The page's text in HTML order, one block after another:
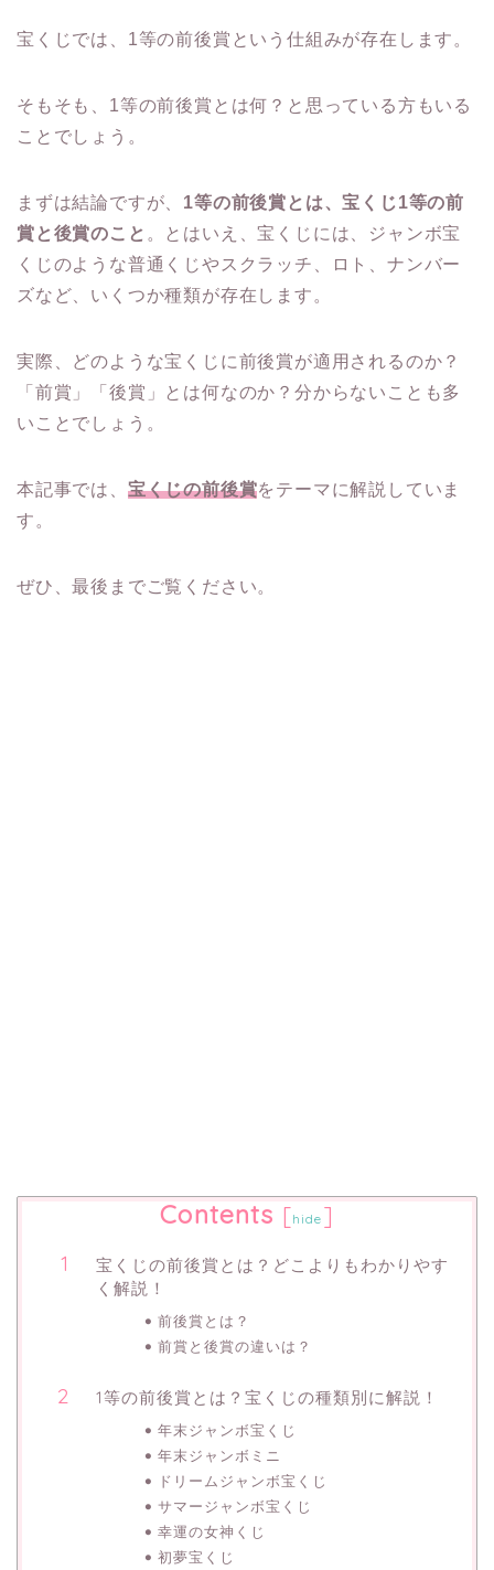
宝くじでは、1等の前後賞という仕組みが存在します。
そもそも、1等の前後賞とは何？と思っている方もいる
ことでしょう。
まずは結論ですが、 1等の前後賞とは、宝くじ1等の前
賞と後賞のこと 。とはいえ、宝くじには、ジャンボ宝
くじのような普通くじやスクラッチ、ロト、ナンバー
ズなど、いくつか種類が存在します。
実際、どのような宝くじに前後賞が適用されるのか？
「前賞」「後賞」とは何なのか？分からないことも多
いことでしょう。
本記事では、 宝くじの前後賞をテーマに解説していま
す。
ぜひ、最後までご覧ください。
Contents [hide ]
宝くじの前後賞とは？どこよりもわかりやす
く解説！
前後賞とは？
前賞と後賞の違いは？
1等の前後賞とは？宝くじの種類別に解説！
年末ジャンボ宝くじ
年末ジャンボミニ
ドリームジャンボ宝くじ
サマージャンボ宝くじ
幸運の女神くじ
初夢宝くじ